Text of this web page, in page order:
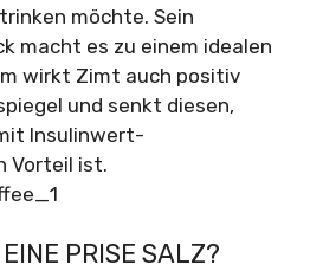
möchte. Sein
macht es zu einem idealen
wirkt Zimt auch positiv
und senkt diesen,
Insulinwert-
Vorteil ist.
PRISE SALZ?